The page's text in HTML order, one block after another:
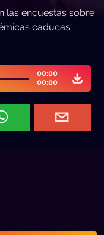
las encuestas sobre
caducas:
00:00
00:00